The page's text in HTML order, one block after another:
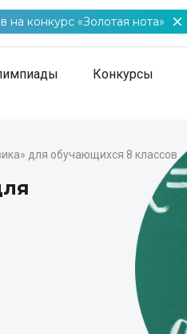
на конкурс «Золотая нота»
Конкурсы
для обучающихся 8 классов